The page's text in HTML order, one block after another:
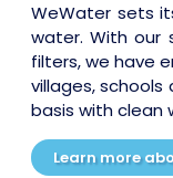
WeWater sets
water. With our
filters, we have
villages,
basis with clean
Learn more